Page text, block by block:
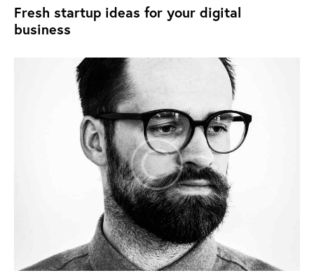
Fresh startup ideas for your digital
business